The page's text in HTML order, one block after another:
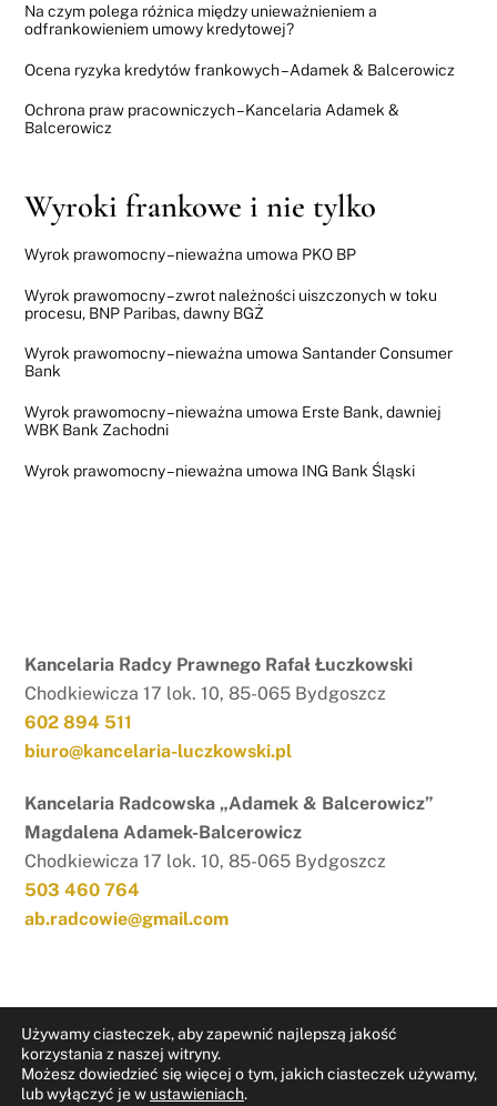
Na czym polega różnica między unieważnieniem a
odfrankowieniem umowy kredytowej?
Ocena ryzyka kredytów frankowych – Adamek & Balcerowicz
Ochrona praw pracowniczych – Kancelaria Adamek &
Balcerowicz
Wyroki frankowe i nie tylko
Wyrok prawomocny – nieważna umowa PKO BP
Wyrok prawomocny – zwrot należności uiszczonych w toku
procesu, BNP Paribas, dawny BGŻ
Wyrok prawomocny – nieważna umowa Santander Consumer
Bank
Wyrok prawomocny – nieważna umowa Erste Bank, dawniej
WBK Bank Zachodni
Wyrok prawomocny – nieważna umowa ING Bank Śląski
Kancelaria Radcy Prawnego Rafał Łuczkowski
Chodkiewicza 17 lok. 10, 85-065 Bydgoszcz
602 894 511
biuro@kancelaria-luczkowski.pl
Kancelaria Radcowska „Adamek & Balcerowicz”
Magdalena Adamek-Balcerowicz
Chodkiewicza 17 lok. 10, 85-065 Bydgoszcz
503 460 764
ab.radcowie@gmail.com
RODO Nota prawna
Używamy ciasteczek, aby zapewnić najlepszą jakość
korzystania z naszej witryny.
Możesz dowiedzieć się więcej o tym, jakich ciasteczek używamy,
lub wyłączyć je w ustawieniach.